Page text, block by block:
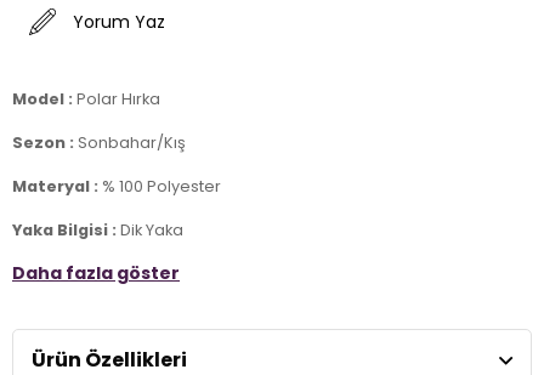
Yorum Yaz
Model : Polar Hırka
Sezon : Sonbahar/Kış
Materyal : % 100 Polyester
Yaka Bilgisi : Dik Yaka
Kapama Bilgisi :Fermuarlı
Kol Bilgisi :Uzun Kol
Daha fazla göster
Ürün Özellikleri